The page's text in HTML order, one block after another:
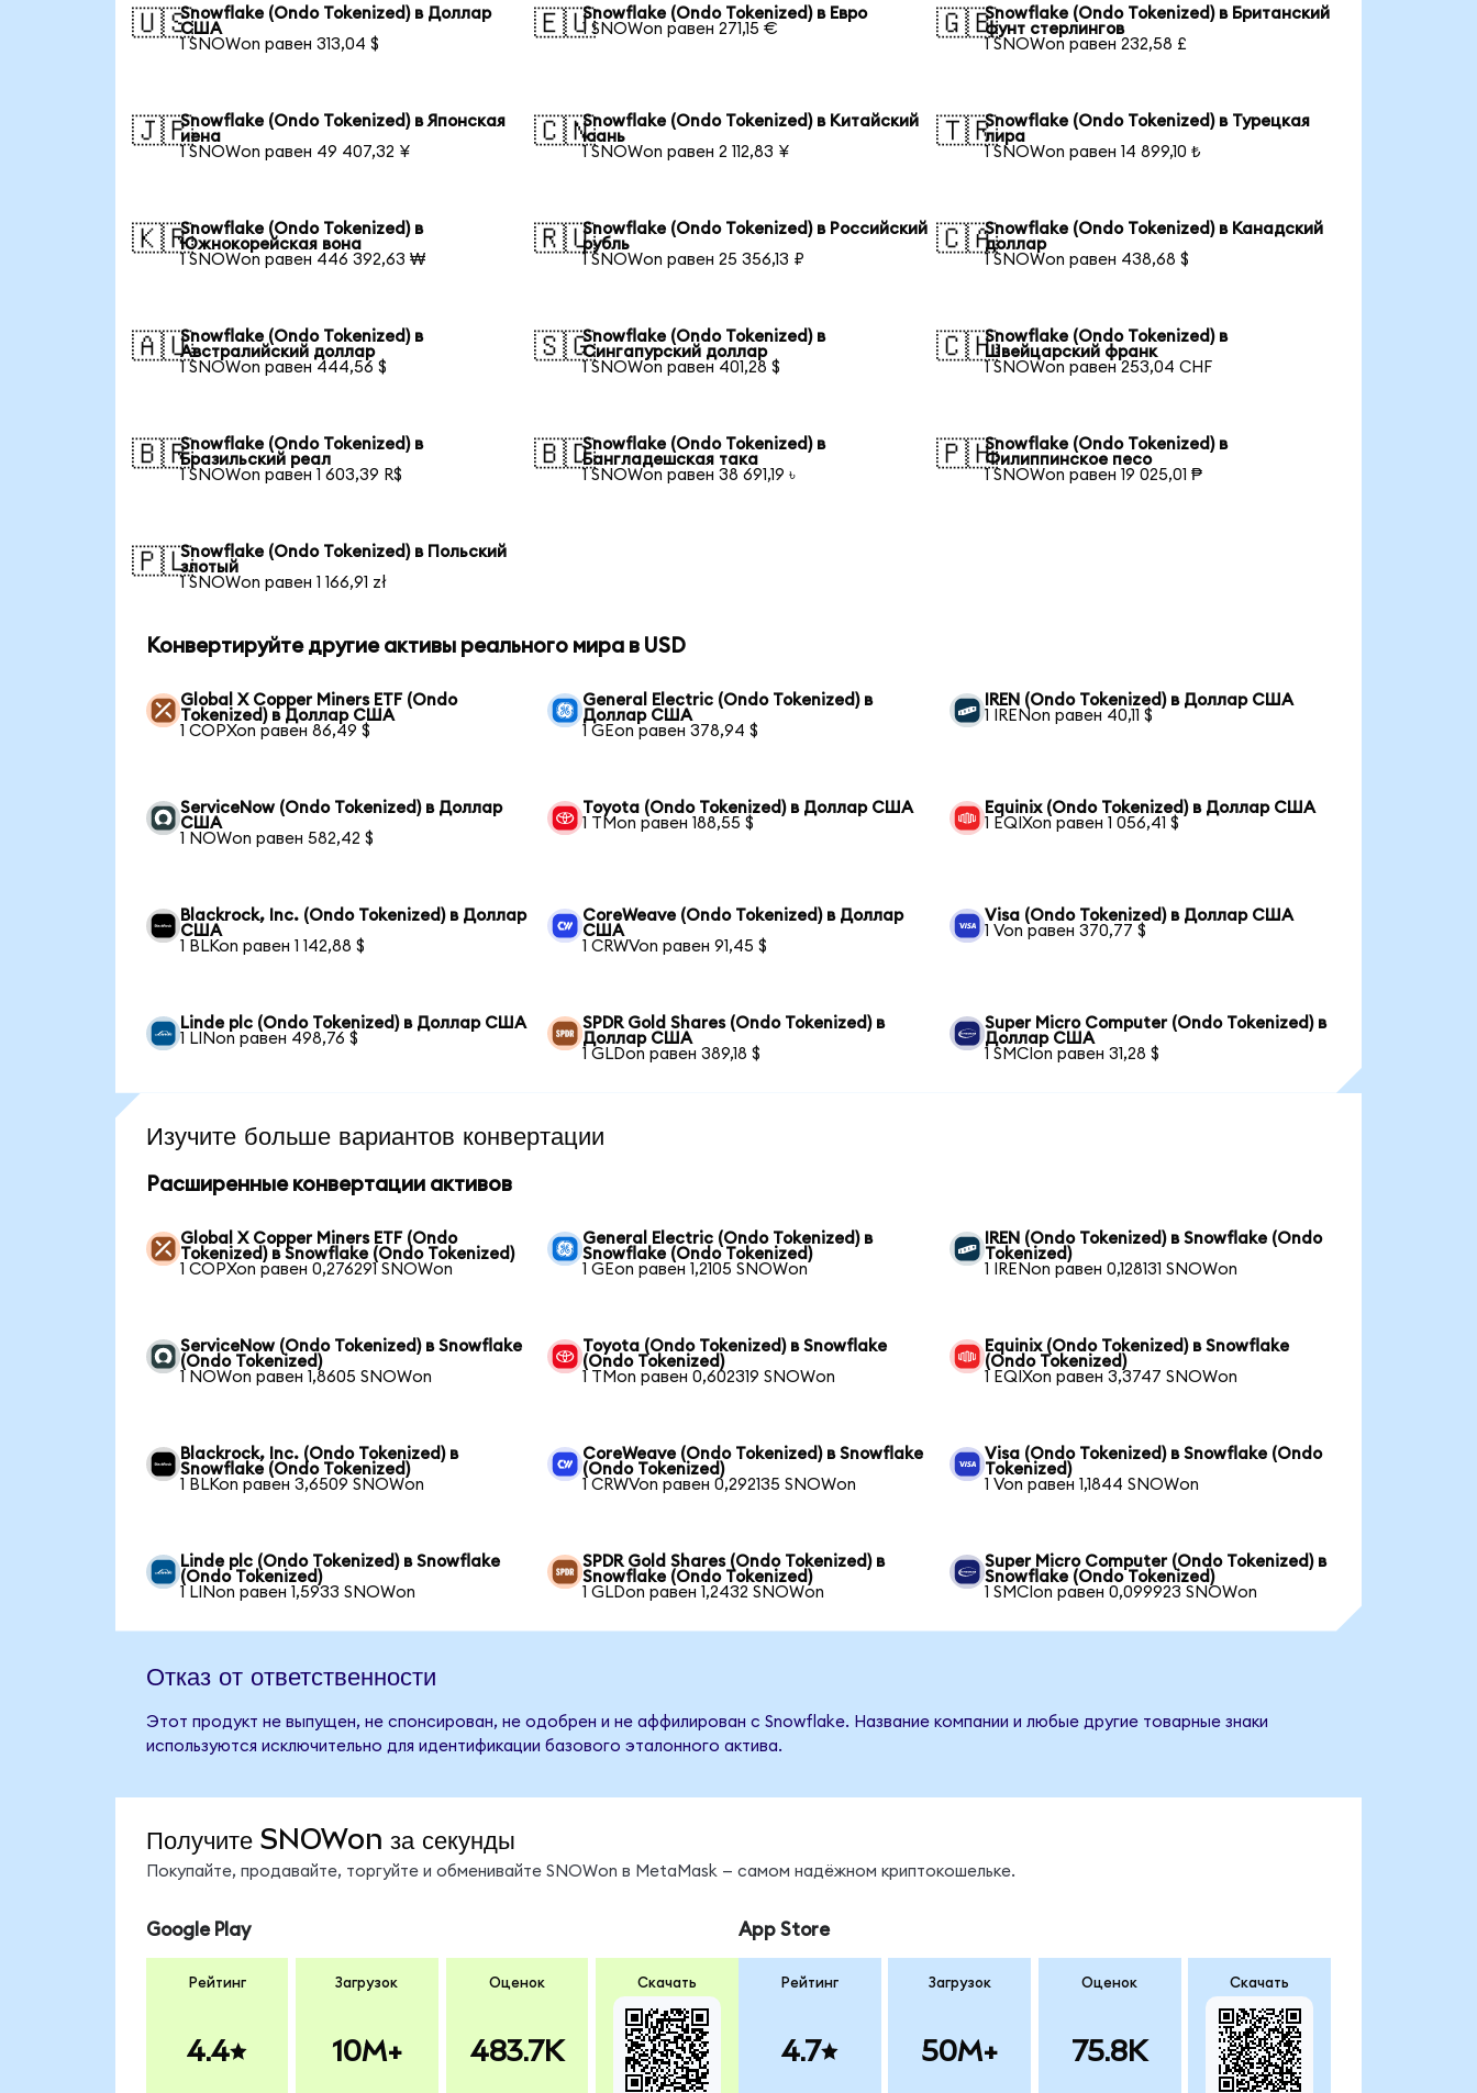
🇺🇸Snowflake (Ondo Tokenized) в Доллар
США
1 SNOWon равен 313,04 $
🇪🇺Snowflake (Ondo Tokenized) в Евро
1 SNOWon равен 271,15 €
🇬🇧Snowflake (Ondo Tokenized) в Британский
фунт стерлингов
1 SNOWon равен 232,58 £
🇯🇵Snowflake (Ondo Tokenized) в Японская
иена
1 SNOWon равен 49 407,32 ¥
🇨🇳Snowflake (Ondo Tokenized) в Китайский
юань
1 SNOWon равен 2 112,83 ¥
🇹🇷Snowflake (Ondo Tokenized) в Турецкая
лира
1 SNOWon равен 14 899,10 ₺
🇰🇷Snowflake (Ondo Tokenized) в
Южнокорейская вона
1 SNOWon равен 446 392,63 ₩
🇷🇺Snowflake (Ondo Tokenized) в Российский
рубль
1 SNOWon равен 25 356,13 ₽
🇨🇦Snowflake (Ondo Tokenized) в Канадский
доллар
1 SNOWon равен 438,68 $
🇦🇺Snowflake (Ondo Tokenized) в
Австралийский доллар
1 SNOWon равен 444,56 $
🇸🇬Snowflake (Ondo Tokenized) в
Сингапурский доллар
1 SNOWon равен 401,28 $
🇨🇭Snowflake (Ondo Tokenized) в
Швейцарский франк
1 SNOWon равен 253,04 CHF
🇧🇷Snowflake (Ondo Tokenized) в
Бразильский реал
1 SNOWon равен 1 603,39 R$
🇧🇩Snowflake (Ondo Tokenized) в
Бангладешская така
1 SNOWon равен 38 691,19 ৳
🇵🇭Snowflake (Ondo Tokenized) в
Филиппинское песо
1 SNOWon равен 19 025,01 ₱
🇵🇱Snowflake (Ondo Tokenized) в Польский
злотый
1 SNOWon равен 1 166,91 zł
Конвертируйте другие активы реального мира в USD
Global X Copper Miners ETF (Ondo
Tokenized) в Доллар США
1 COPXon равен 86,49 $
General Electric (Ondo Tokenized) в
Доллар США
1 GEon равен 378,94 $
IREN (Ondo Tokenized) в Доллар США
1 IRENon равен 40,11 $
ServiceNow (Ondo Tokenized) в Доллар
США
1 NOWon равен 582,42 $
Toyota (Ondo Tokenized) в Доллар США
1 TMon равен 188,55 $
Equinix (Ondo Tokenized) в Доллар США
1 EQIXon равен 1 056,41 $
Blackrock, Inc. (Ondo Tokenized) в Доллар
США
1 BLKon равен 1 142,88 $
CoreWeave (Ondo Tokenized) в Доллар
США
1 CRWVon равен 91,45 $
Visa (Ondo Tokenized) в Доллар США
1 Von равен 370,77 $
Linde plc (Ondo Tokenized) в Доллар США
1 LINon равен 498,76 $
SPDR Gold Shares (Ondo Tokenized) в
Доллар США
1 GLDon равен 389,18 $
Super Micro Computer (Ondo Tokenized) в
Доллар США
1 SMCIon равен 31,28 $
Изучите больше вариантов конвертации
Расширенные конвертации активов
Global X Copper Miners ETF (Ondo
Tokenized) в Snowflake (Ondo Tokenized)
1 COPXon равен 0,276291 SNOWon
General Electric (Ondo Tokenized) в
Snowflake (Ondo Tokenized)
1 GEon равен 1,2105 SNOWon
IREN (Ondo Tokenized) в Snowflake (Ondo
Tokenized)
1 IRENon равен 0,128131 SNOWon
ServiceNow (Ondo Tokenized) в Snowflake
(Ondo Tokenized)
1 NOWon равен 1,8605 SNOWon
Toyota (Ondo Tokenized) в Snowflake
(Ondo Tokenized)
1 TMon равен 0,602319 SNOWon
Equinix (Ondo Tokenized) в Snowflake
(Ondo Tokenized)
1 EQIXon равен 3,3747 SNOWon
Blackrock, Inc. (Ondo Tokenized) в
Snowflake (Ondo Tokenized)
1 BLKon равен 3,6509 SNOWon
CoreWeave (Ondo Tokenized) в Snowflake
(Ondo Tokenized)
1 CRWVon равен 0,292135 SNOWon
Visa (Ondo Tokenized) в Snowflake (Ondo
Tokenized)
1 Von равен 1,1844 SNOWon
Linde plc (Ondo Tokenized) в Snowflake
(Ondo Tokenized)
1 LINon равен 1,5933 SNOWon
SPDR Gold Shares (Ondo Tokenized) в
Snowflake (Ondo Tokenized)
1 GLDon равен 1,2432 SNOWon
Super Micro Computer (Ondo Tokenized) в
Snowflake (Ondo Tokenized)
1 SMCIon равен 0,099923 SNOWon
Отказ от ответственности
Этот продукт не выпущен, не спонсирован, не одобрен и не аффилирован с Snowflake. Название компании и любые другие товарные знаки
используются исключительно для идентификации базового эталонного актива.
Получите SNOWon за секунды
Покупайте, продавайте, торгуйте и обменивайте SNOWon в MetaMask — самом надёжном криптокошельке.
Google Play
Рейтинг
4.4
Загрузок
10M+
Оценок
483.7K
Скачать
App Store
Рейтинг
4.7
Загрузок
50M+
Оценок
75.8K
Скачать